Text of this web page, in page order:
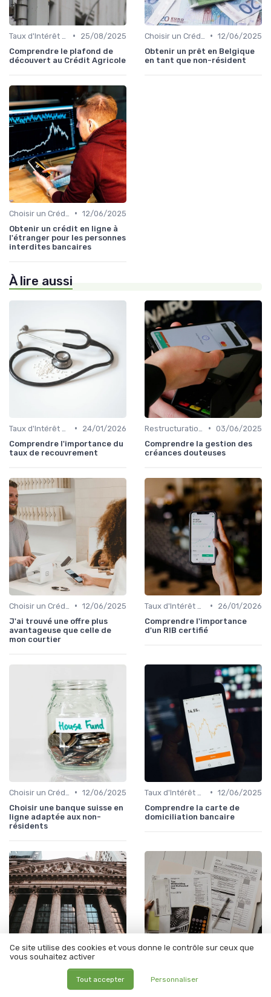
•
25/08/2025
Comprendre le plafond de
découvert au Crédit Agricole
• 12/06/2025
Obtenir un prêt en Belgique
en tant que non-résident
• 12/06/2025
Obtenir un crédit en ligne à
l'étranger pour les personnes
interdites bancaires
À lire aussi
•
24/01/2026
Comprendre l'importance du
taux de recouvrement
• 03/06/2025
Comprendre la gestion des
créances douteuses
• 12/06/2025
J'ai trouvé une offre plus
avantageuse que celle de
mon courtier
•
26/01/2026
Comprendre l'importance
d'un RIB certifié
• 12/06/2025
Choisir une banque suisse en
ligne adaptée aux non-
résidents
• 12/06/2025
Comprendre la carte de
domiciliation bancaire
• 27/11/2025
Taux d'Intérêt et Conditions de Crédit
Ce site utilise des cookies et vous donne le contrôle sur ceux que
vous souhaitez activer
Tout accepter Personnaliser